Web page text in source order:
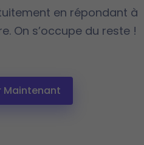
en répondant à
On s’occupe du reste !
Maintenant